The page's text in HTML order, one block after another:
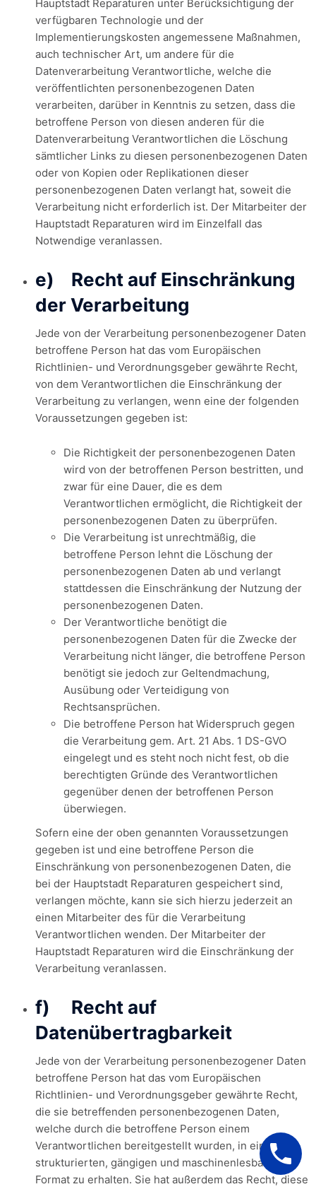
Hauptstadt Reparaturen unter Berücksichtigung der
verfügbaren Technologie und der
Implementierungskosten angemessene Maßnahmen,
auch technischer Art, um andere für die
Datenverarbeitung Verantwortliche, welche die
veröffentlichten personenbezogenen Daten
verarbeiten, darüber in Kenntnis zu setzen, dass die
betroffene Person von diesen anderen für die
Datenverarbeitung Verantwortlichen die Löschung
sämtlicher Links zu diesen personenbezogenen Daten
oder von Kopien oder Replikationen dieser
personenbezogenen Daten verlangt hat, soweit die
Verarbeitung nicht erforderlich ist. Der Mitarbeiter der
Hauptstadt Reparaturen wird im Einzelfall das
Notwendige veranlassen.
e) Recht auf Einschränkung
der Verarbeitung
Jede von der Verarbeitung personenbezogener Daten
betroffene Person hat das vom Europäischen
Richtlinien- und Verordnungsgeber gewährte Recht,
von dem Verantwortlichen die Einschränkung der
Verarbeitung zu verlangen, wenn eine der folgenden
Voraussetzungen gegeben ist:
Die Richtigkeit der personenbezogenen Daten
wird von der betroffenen Person bestritten, und
zwar für eine Dauer, die es dem
Verantwortlichen ermöglicht, die Richtigkeit der
personenbezogenen Daten zu überprüfen.
Die Verarbeitung ist unrechtmäßig, die
betroffene Person lehnt die Löschung der
personenbezogenen Daten ab und verlangt
stattdessen die Einschränkung der Nutzung der
personenbezogenen Daten.
Der Verantwortliche benötigt die
personenbezogenen Daten für die Zwecke der
Verarbeitung nicht länger, die betroffene Person
benötigt sie jedoch zur Geltendmachung,
Ausübung oder Verteidigung von
Rechtsansprüchen.
Die betroffene Person hat Widerspruch gegen
die Verarbeitung gem. Art. 21 Abs. 1 DS-GVO
eingelegt und es steht noch nicht fest, ob die
berechtigten Gründe des Verantwortlichen
gegenüber denen der betroffenen Person
überwiegen.
Sofern eine der oben genannten Voraussetzungen
gegeben ist und eine betroffene Person die
Einschränkung von personenbezogenen Daten, die
bei der Hauptstadt Reparaturen gespeichert sind,
verlangen möchte, kann sie sich hierzu jederzeit an
einen Mitarbeiter des für die Verarbeitung
Verantwortlichen wenden. Der Mitarbeiter der
Hauptstadt Reparaturen wird die Einschränkung der
Verarbeitung veranlassen.
f) Recht auf
Datenübertragbarkeit
Jede von der Verarbeitung personenbezogener Daten
betroffene Person hat das vom Europäischen
Richtlinien- und Verordnungsgeber gewährte Recht,
die sie betreffenden personenbezogenen Daten,
welche durch die betroffene Person einem
Verantwortlichen bereitgestellt wurden, in einem
strukturierten, gängigen und maschinenlesbaren
Format zu erhalten. Sie hat außerdem das Recht, diese